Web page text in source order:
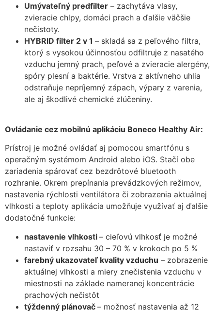
Umývateľný predfilter – zachytáva vlasy,
zvieracie chlpy, domáci prach a ďalšie väčšie
nečistoty.
HYBRID filter 2 v 1 – skladá sa z peľového filtra,
ktorý s vysokou účinnosťou odfiltruje z nasatého
vzduchu jemný prach, peľové a zvieracie alergény,
spóry plesní a baktérie. Vrstva z aktívneho uhlia
odstraňuje nepríjemný zápach, výpary z varenia,
ale aj škodlivé chemické zlúčeniny.
Ovládanie cez mobilnú aplikáciu Boneco Healthy Air:
Prístroj je možné ovládať aj pomocou smartfónu s
operačným systémom Android alebo iOS. Stačí obe
zariadenia spárovať cez bezdrôtové bluetooth
rozhranie. Okrem prepínania prevádzkových režimov,
nastavenia rýchlosti ventilátora či zobrazenia aktuálnej
vlhkosti a teploty aplikácia umožňuje využívať aj ďalšie
dodatočné funkcie:
nastavenie vlhkosti – cieľovú vlhkosť je možné
nastaviť v rozsahu 30 – 70 % v krokoch po 5 %
farebný ukazovateľ kvality vzduchu – zobrazenie
aktuálnej vlhkosti a miery znečistenia vzduchu v
miestnosti na základe nameranej koncentrácie
prachových nečistôt
týždenný plánovač – možnosť nastavenia až 12